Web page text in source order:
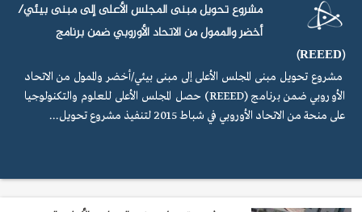
مشروع تحويل مبنى المجلس الأعلى إلى مبنى بيئي/
أخضر والممول من الاتحاد الأوروبي ضمن برنامج
(REEED)
مشروع تحويل مبنى المجلس الأعلى إلى مبنى بيئي/أخضر والممول من الاتحاد
الأوروبي ضمن برنامج (REEED) حصل المجلس الأعلى للعلوم والتكنولوجيا
على منحة من الاتحاد الأوروبي في شباط 2015 لتنفيذ مشروع تحويل...